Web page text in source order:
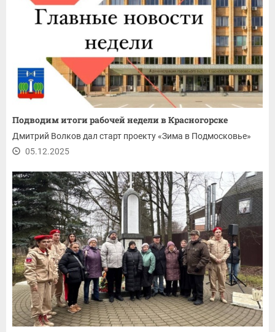
Подводим итоги рабочей недели в Красногорске
Дмитрий Волков дал старт проекту «Зима в Подмосковье»
05.12.2025